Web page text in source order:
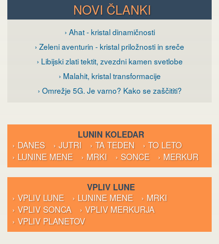
NOVI ČLANKI
› Ahat - kristal dinamičnosti
› Zeleni aventurin - kristal priložnosti in sreče
› Libijski zlati tektit, zvezdni kamen svetlobe
› Malahit, kristal transformacije
› Omrežje 5G. Je varno? Kako se zaščititi?
LUNIN KOLEDAR
› DANES
› JUTRI › TA TEDEN
› TO LETO
› LUNINE MENE
› MRKI › SONCE › MERKUR
VPLIV LUNE
› VPLIV LUNE
› LUNINE MENE
› MRKI
› VPLIV SONCA
› VPLIV MERKURJA
› VPLIV PLANETOV